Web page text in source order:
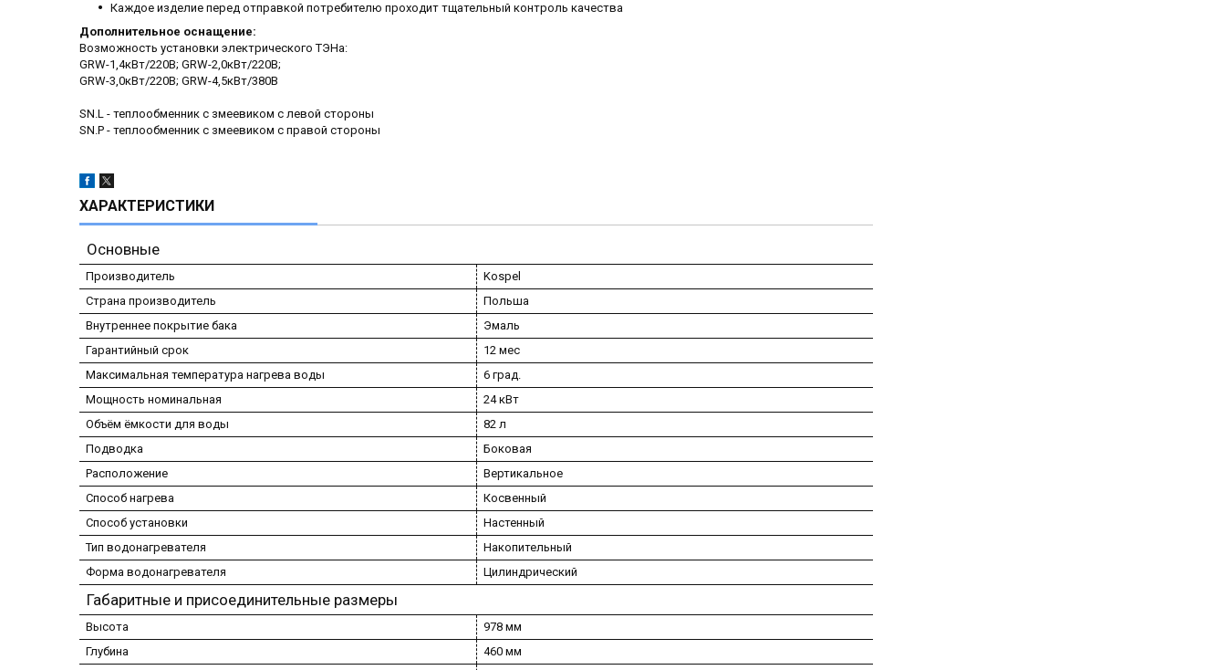
Каждое изделие перед отправкой потребителю проходит тщательный контроль качества
Дополнительное оснащение:
Возможность установки электрического ТЭНа:
GRW-1,4кВт/220В; GRW-2,0кВт/220В;
GRW-3,0кВт/220В; GRW-4,5кВт/380В
SN.L - теплообменник с змеевиком с левой стороны
SN.P - теплообменник с змеевиком с правой стороны
ХАРАКТЕРИСТИКИ
Основные
Производитель
Kospel
Страна производитель
Польша
Внутреннее покрытие бака
Эмаль
Гарантийный срок
12 мес
Максимальная температура нагрева воды
6 град.
Мощность номинальная
24 кВт
Объём ёмкости для воды
82 л
Подводка
Боковая
Расположение
Вертикальное
Способ нагрева
Косвенный
Способ установки
Настенный
Тип водонагревателя
Накопительный
Форма водонагревателя
Цилиндрический
Габаритные и присоединительные размеры
Высота
978 мм
Глубина
460 мм